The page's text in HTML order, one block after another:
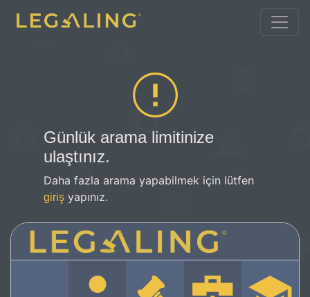
Günlük arama limitinize
ulaştınız.
Daha fazla arama yapabilmek için lütfen
giriş yapınız.